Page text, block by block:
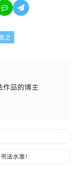
之
作品的博主
法水准！